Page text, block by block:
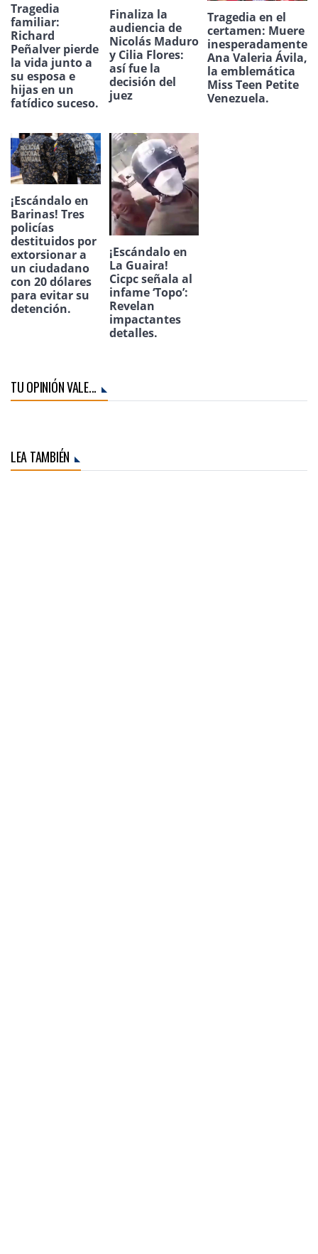
Tragedia
familiar:
Richard
Peñalver pierde
la vida junto a
su esposa e
hijas en un
fatídico suceso.
Finaliza la
audiencia de
Nicolás Maduro
y Cilia Flores:
así fue la
decisión del
juez
Tragedia en el
certamen: Muere
inesperadamente
Ana Valeria Ávila,
la emblemática
Miss Teen Petite
Venezuela.
¡Escándalo en
Barinas! Tres
policías
destituidos por
extorsionar a
un ciudadano
con 20 dólares
para evitar su
detención.
¡Escándalo en
La Guaira!
Cicpc señala al
infame ‘Topo’:
Revelan
impactantes
detalles.
TU OPINIÓN VALE...
LEA TAMBIÉN